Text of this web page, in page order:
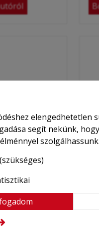
2.0 CDTI ÚJ
akciós
külföldre
elengedhetetlen
segít nekünk,
szolgálhassunk.